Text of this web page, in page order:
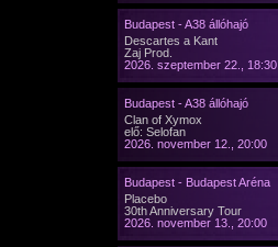
Budapest - A38 állóhajó
Descartes a Kant
Zaj Prod.
2026. szeptember 22., 18:30
Budapest - A38 állóhajó
Clan of Xymox
elő: Selofan
2026. november 12., 20:00
Budapest - Budapest Aréna
Placebo
30th Anniversary Tour
2026. november 13., 20:00